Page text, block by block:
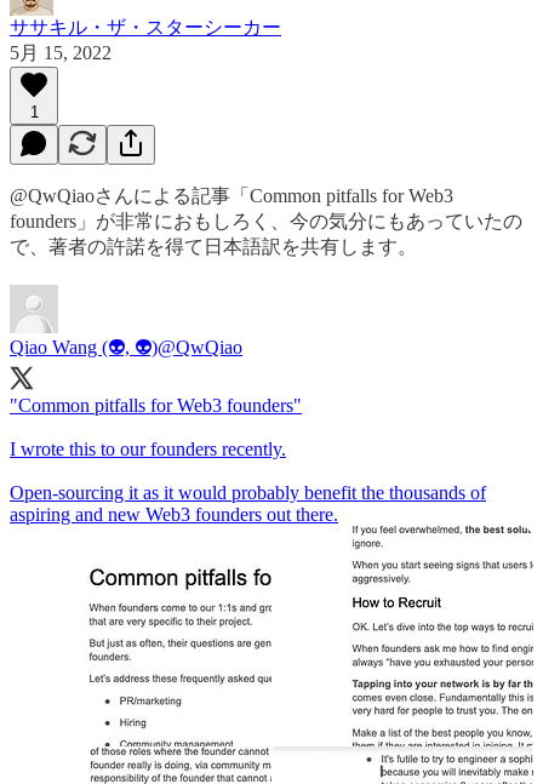
ササキル・ザ・スターシーカー
5月 15, 2022
1
@QwQiaoさんによる記事「Common pitfalls for Web3
founders」が非常におもしろく、今の気分にもあっていたの
で、著者の許諾を得て日本語訳を共有します。
Qiao Wang (👽, 👽)@QwQiao
"Common pitfalls for Web3 founders"
I wrote this to our founders recently.
Open-sourcing it as it would probably benefit the thousands of
aspiring and new Web3 founders out there.